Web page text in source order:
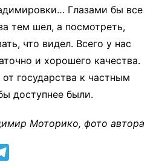
Глазами бы все
тем шел, а посмотреть,
что видел. Всего у нас
и хорошего качества.
государства к частным
доступнее были.
Моторико, фото автора